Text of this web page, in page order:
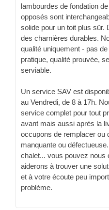
lambourdes de fondation
opposés sont
solide pour un toit plus
des charnières durables.
qualité uniquement - pas
pratique, qualité prouvée,
serviable.
Un service SAV est
au Vendredi, de 8 à 17h.
service complet pour tout
avant mais aussi après la
occupons de remplacer ou
manquante ou
chalet... vous pouvez nous
aiderons à trouver une
et à votre écoute peu
problème.